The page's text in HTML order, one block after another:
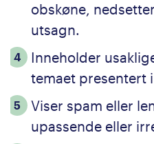
obskøne,
utsagn.
Inneholder
temaet presentert
Viser spam eller
upassende eller